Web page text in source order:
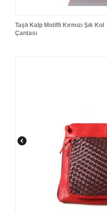
Taşlı Kalp Motifli Kırmızı Şık Kol
Çantası